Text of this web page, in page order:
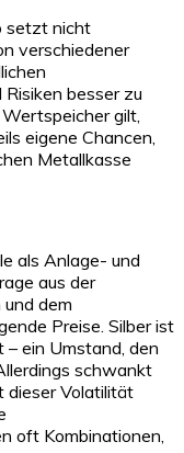
setzt nicht
verschiedener
besser zu
gilt,
eigene Chancen,
Metallkasse
als Anlage- und
aus der
dem
Preise. Silber ist
ein Umstand, den
schwankt
dieser Volatilität
oft Kombinationen,